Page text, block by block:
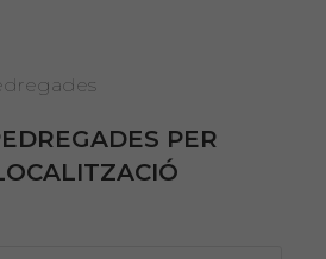
PER